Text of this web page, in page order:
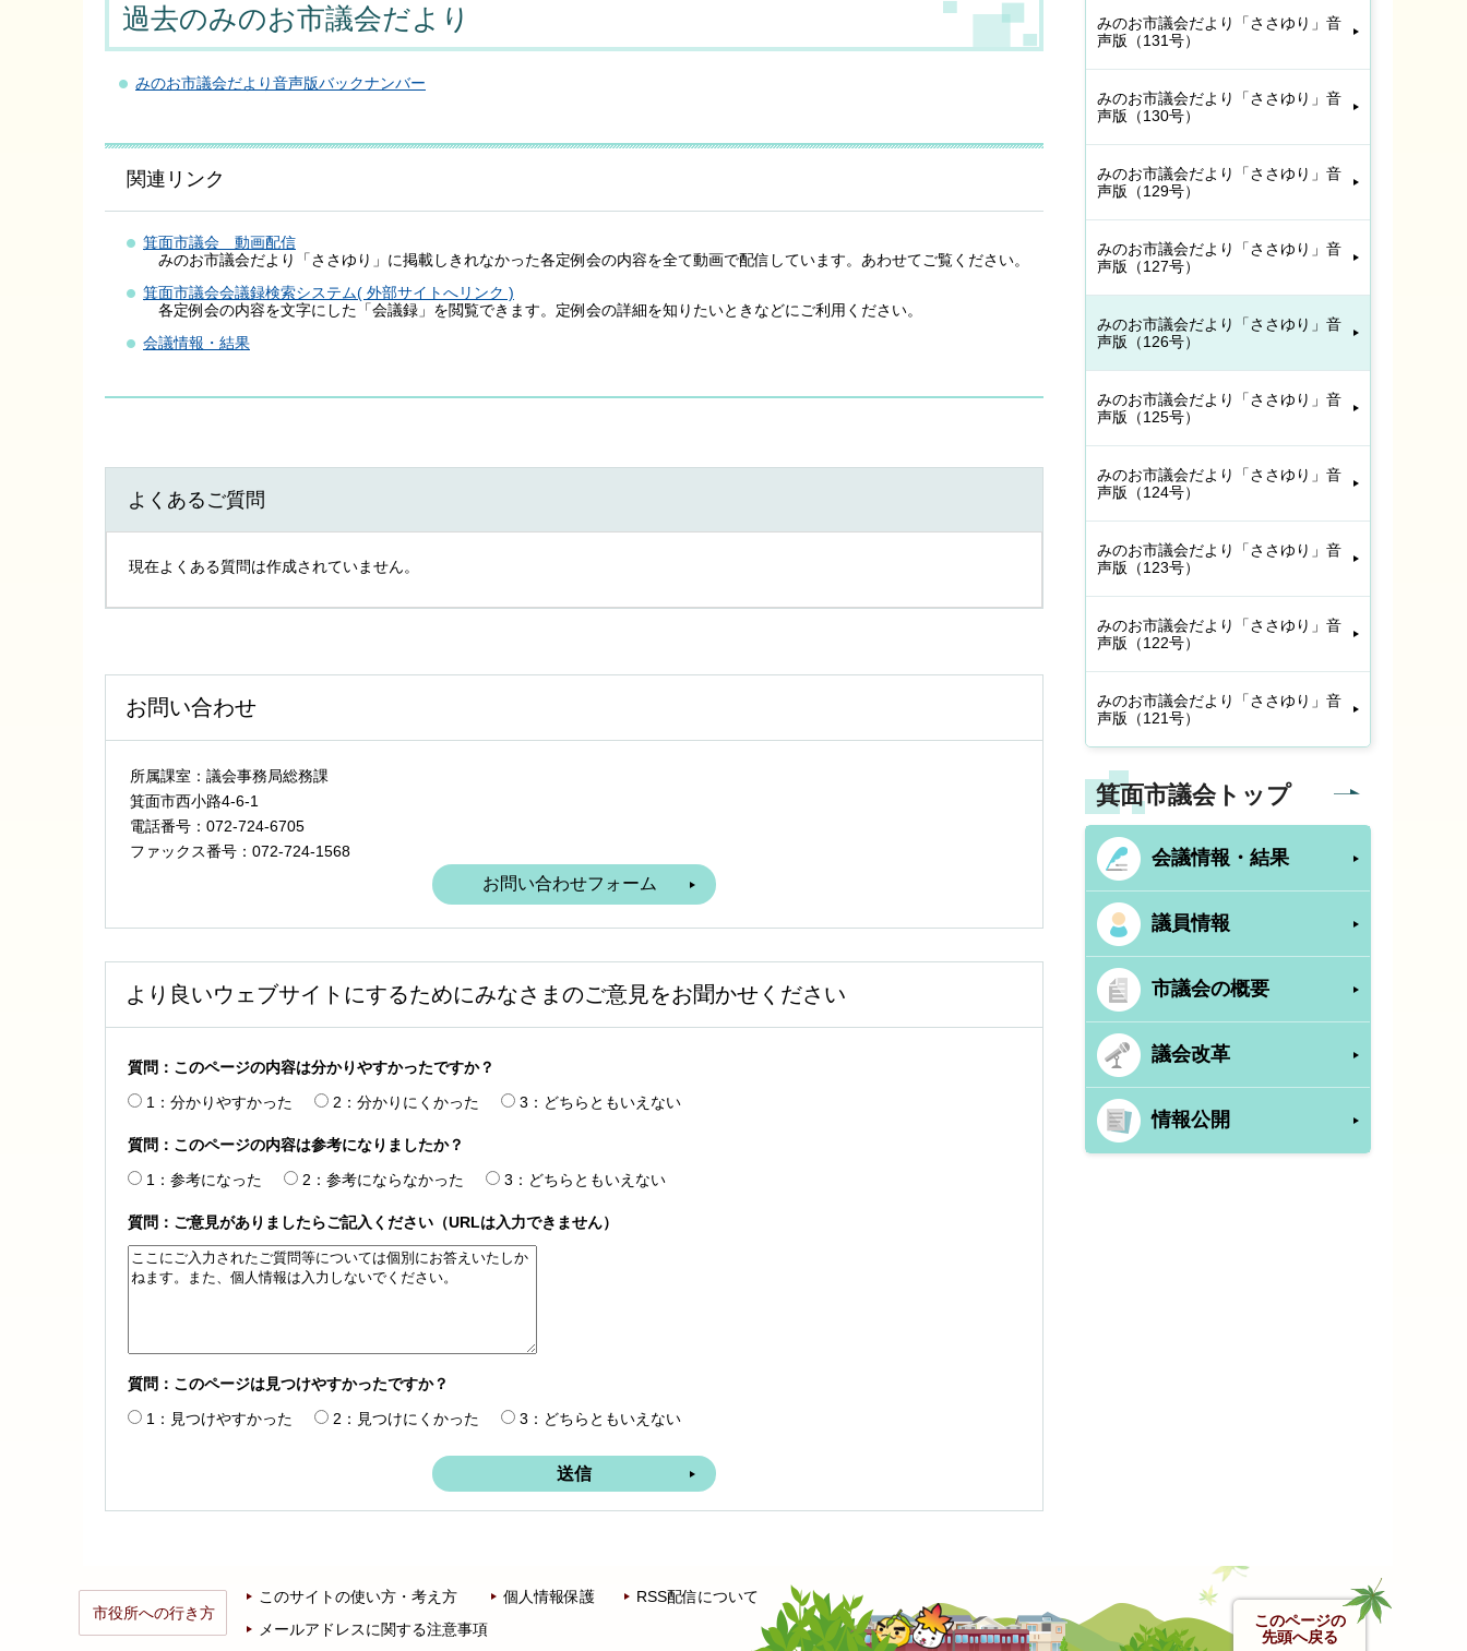
過去のみのお市議会だより
みのお市議会だより音声版バックナンバー
関連リンク
箕面市議会 動画配信
みのお市議会だより「ささゆり」に掲載しきれなかった各定例会の内容を全て動画で配信しています。あわせてご覧ください。
箕面市議会会議録検索システム( 外部サイトへリンク )
各定例会の内容を文字にした「会議録」を閲覧できます。定例会の詳細を知りたいときなどにご利用ください。
会議情報・結果
よくあるご質問
現在よくある質問は作成されていません。
お問い合わせ
所属課室：議会事務局総務課
箕面市西小路4‐6‐1
電話番号：072-724-6705
ファックス番号：072-724-1568
より良いウェブサイトにするためにみなさまのご意見をお聞かせください
質問：このページの内容は分かりやすかったですか？
1：分かりやすかった
2：分かりにくかった 3：どちらともいえない
質問：このページの内容は参考になりましたか？
1：参考になった
2：参考にならなかった 3：どちらともいえない
質問：ご意見がありましたらご記入ください（URLは入力できません）
質問：このページは見つけやすかったですか？
1：見つけやすかった
2：見つけにくかった 3：どちらともいえない
みのお市議会だより「ささゆり」音
声版（131号）
みのお市議会だより「ささゆり」音
声版（130号）
みのお市議会だより「ささゆり」音
声版（129号）
みのお市議会だより「ささゆり」音
声版（127号）
みのお市議会だより「ささゆり」音
声版（126号）
みのお市議会だより「ささゆり」音
声版（125号）
みのお市議会だより「ささゆり」音
声版（124号）
みのお市議会だより「ささゆり」音
声版（123号）
みのお市議会だより「ささゆり」音
声版（122号）
みのお市議会だより「ささゆり」音
声版（121号）
箕面市議会トップ
会議情報・結果
議員情報
市議会の概要
議会改革
情報公開
このページの
先頭へ戻る
市役所への行き方
このサイトの使い方・考え方 個人情報保護
RSS配信について
メールアドレスに関する注意事項